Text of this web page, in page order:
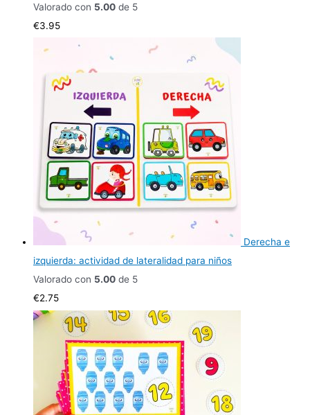
Valorado con 5.00 de 5
€3.95
Derecha e
izquierda: actividad de lateralidad para niños
Valorado con 5.00 de 5
€2.75